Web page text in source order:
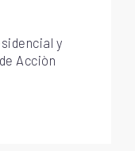
y
Acciòn